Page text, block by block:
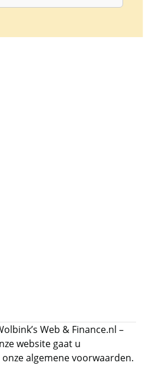
op!
Web & Finance.nl –
website gaat u
algemene voorwaarden.